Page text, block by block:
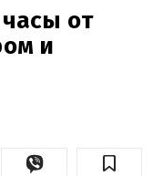
от
и